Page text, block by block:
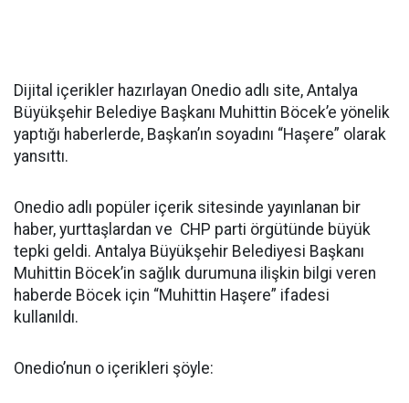
Dijital içerikler hazırlayan Onedio adlı site, Antalya
Büyükşehir Belediye Başkanı Muhittin Böcek’e yönelik
yaptığı haberlerde, Başkan’ın soyadını “Haşere” olarak
yansıttı.
Onedio adlı popüler içerik sitesinde yayınlanan bir
haber, yurttaşlardan ve CHP parti örgütünde büyük
tepki geldi. Antalya Büyükşehir Belediyesi Başkanı
Muhittin Böcek’in sağlık durumuna ilişkin bilgi veren
haberde Böcek için “Muhittin Haşere” ifadesi
kullanıldı.
Onedio’nun o içerikleri şöyle: